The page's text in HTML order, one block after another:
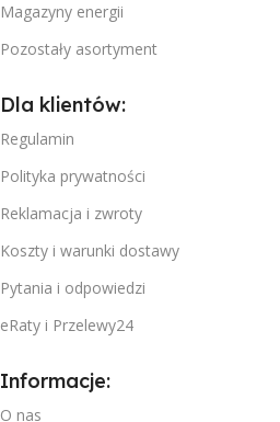
Magazyny energii
Pozostały asortyment
Dla klientów:
Regulamin
Polityka prywatności
Reklamacja i zwroty
Koszty i warunki dostawy
Pytania i odpowiedzi
eRaty i Przelewy24
Informacje:
O nas